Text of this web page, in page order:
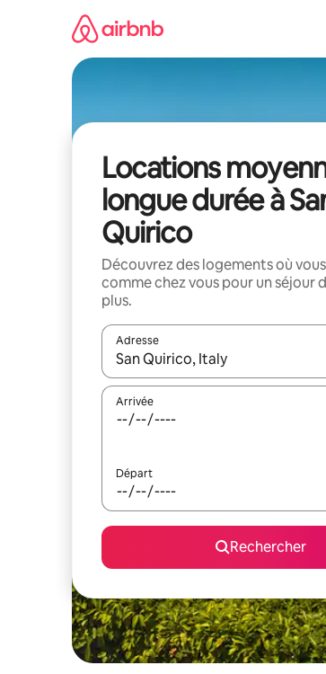
Locations
longue durée à
Quirico
Découvrez des logements où
comme chez vous pour un séjour
plus.
Adresse
Lorsque les résultats s'affichent,
Arrivée
Départ
Rechercher